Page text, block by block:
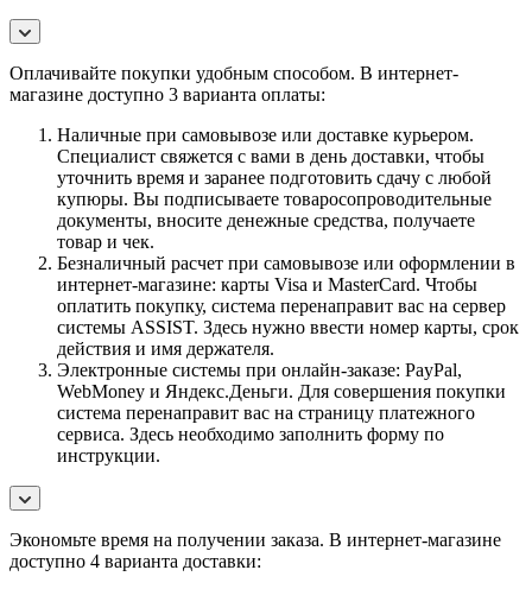
Оплачивайте покупки удобным способом. В интернет-
магазине доступно 3 варианта оплаты:
Наличные при самовывозе или доставке курьером.
Специалист свяжется с вами в день доставки, чтобы
уточнить время и заранее подготовить сдачу с любой
купюры. Вы подписываете товаросопроводительные
документы, вносите денежные средства, получаете
товар и чек.
Безналичный расчет при самовывозе или оформлении в
интернет-магазине: карты Visa и MasterCard. Чтобы
оплатить покупку, система перенаправит вас на сервер
системы ASSIST. Здесь нужно ввести номер карты, срок
действия и имя держателя.
Электронные системы при онлайн-заказе: PayPal,
WebMoney и Яндекс.Деньги. Для совершения покупки
система перенаправит вас на страницу платежного
сервиса. Здесь необходимо заполнить форму по
инструкции.
Экономьте время на получении заказа. В интернет-магазине
доступно 4 варианта доставки: